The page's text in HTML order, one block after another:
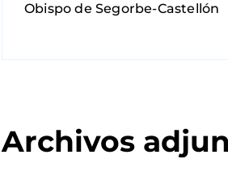
Obispo de Segorbe-Castellón
Archivos